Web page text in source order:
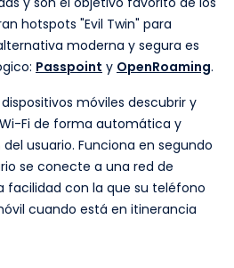
hotspots "Evil Twin" para
moderna y segura es
Passpoint y OpenRoaming.
móviles descubrir y
Fi de forma automática y
usuario. Funciona en segundo
se conecte a una red de
facilidad con la que su teléfono
cuando está en itinerancia